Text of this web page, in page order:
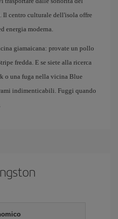
Il centro culturale dell'isola offre
energia moderna.
giamaicana: provate un pollo
fredda. E se siete alla ricerca
o una fuga nella vicina Blue
indimenticabili. Fuggi quando